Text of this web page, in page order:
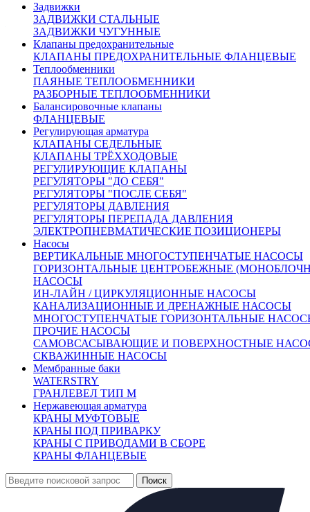
Задвижки
ЗАДВИЖКИ СТАЛЬНЫЕ
ЗАДВИЖКИ ЧУГУННЫЕ
Клапаны предохранительные
КЛАПАНЫ ПРЕДОХРАНИТЕЛЬНЫЕ ФЛАНЦЕВЫЕ
Теплообменники
ПАЯНЫЕ ТЕПЛООБМЕННИКИ
РАЗБОРНЫЕ ТЕПЛООБМЕННИКИ
Балансировочные клапаны
ФЛАНЦЕВЫЕ
Регулирующая арматура
КЛАПАНЫ СЕДЕЛЬНЫЕ
КЛАПАНЫ ТРЁХХОДОВЫЕ
РЕГУЛИРУЮЩИЕ КЛАПАНЫ
РЕГУЛЯТОРЫ "ДО СЕБЯ"
РЕГУЛЯТОРЫ "ПОСЛЕ СЕБЯ"
РЕГУЛЯТОРЫ ДАВЛЕНИЯ
РЕГУЛЯТОРЫ ПЕРЕПАДА ДАВЛЕНИЯ
ЭЛЕКТРОПНЕВМАТИЧЕСКИЕ ПОЗИЦИОНЕРЫ
Насосы
ВЕРТИКАЛЬНЫЕ МНОГОСТУПЕНЧАТЫЕ НАСОСЫ
ГОРИЗОНТАЛЬНЫЕ ЦЕНТРОБЕЖНЫЕ
НАСОСЫ
ИН-ЛАЙН / ЦИРКУЛЯЦИОННЫЕ НАСОСЫ
КАНАЛИЗАЦИОННЫЕ И ДРЕНАЖНЫЕ НАСОСЫ
МНОГОСТУПЕНЧАТЫЕ ГОРИЗОНТАЛЬНЫЕ
ПРОЧИЕ НАСОСЫ
САМОВСАСЫВАЮЩИЕ И ПОВЕРХНОСТНЫЕ
СКВАЖИННЫЕ НАСОСЫ
Мембранные баки
WATERSTRY
ГРАНЛЕВЕЛ ТИП М
Нержавеющая арматура
КРАНЫ МУФТОВЫЕ
КРАНЫ ПОД ПРИВАРКУ
КРАНЫ С ПРИВОДАМИ В СБОРЕ
КРАНЫ ФЛАНЦЕВЫЕ
Давление
Температура
Корпус
Страна
Производитель
Каталог продукции
Задвижки
Клапаны предохранительные
Теплообменники
Балансировочные клапаны
Регулирующая арматура
Клапаны седельные
Клапаны трёхходовые
Регулирующие клапаны
Регуляторы "до себя"
Регуляторы "после себя"
Регуляторы давления
Регуляторы перепада давления
Электропневматические позиционеры
Насосы
Мембранные баки
Нержавеющая арматура
701581
Регулирующий клапан КПСР 110 Ду15